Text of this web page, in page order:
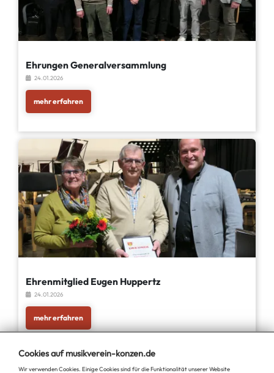
Ehrungen Generalversammlung
24.01.2026
mehr erfahren
Ehrenmitglied Eugen Huppertz
24.01.2026
mehr erfahren
Cookies auf musikverein-konzen.de
Wir verwenden Cookies. Einige Cookies sind für die Funktionalität unserer Website